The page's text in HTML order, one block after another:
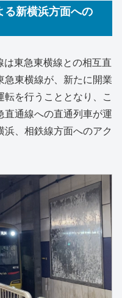
る新横浜方面への
東急東横線との相互直
急東横線が、新たに開業
を行うこととなり、こ
直通線への直通列車が運
、相鉄線方面へのアク